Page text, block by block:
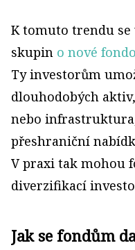
K tomuto trendu
skupin o nové
Ty investorům
dlouhodobých
nebo
přeshraniční
V praxi tak mohou
diverzifikací
Jak se fondům